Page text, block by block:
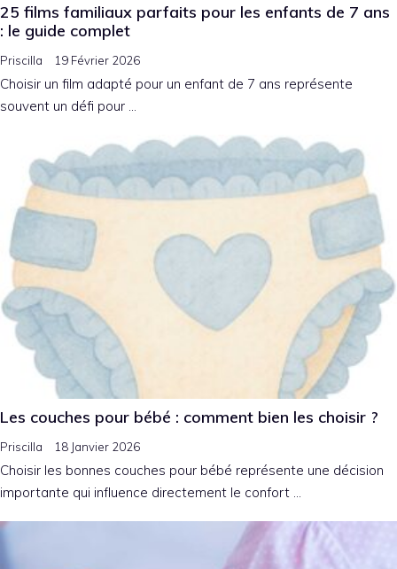
25 films familiaux parfaits pour les enfants de 7 ans
: le guide complet
Priscilla 19 Février 2026
Choisir un film adapté pour un enfant de 7 ans représente
souvent un défi pour …
Les couches pour bébé : comment bien les choisir ?
Priscilla 18 Janvier 2026
Choisir les bonnes couches pour bébé représente une décision
importante qui influence directement le confort …